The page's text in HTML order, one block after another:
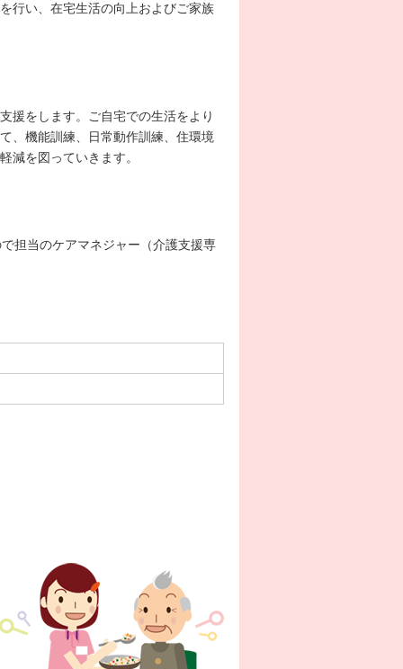
行い、在宅生活の向上およびご家族
援をします。ご自宅での生活をより
、機能訓練、日常動作訓練、住環境
減を図っていきます。
担当のケアマネジャー（介護支援専